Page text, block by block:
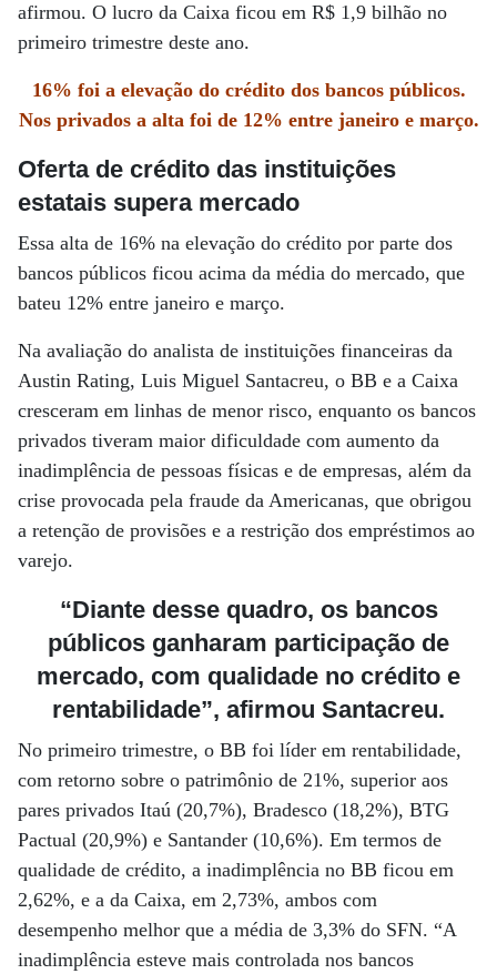
afirmou. O lucro da Caixa ficou em R$ 1,9 bilhão no
primeiro trimestre deste ano.
16% foi a elevação do crédito dos bancos públicos.
Nos privados a alta foi de 12% entre janeiro e março.
Oferta de crédito das instituições
estatais supera mercado
Essa alta de 16% na elevação do crédito por parte dos
bancos públicos ficou acima da média do mercado, que
bateu 12% entre janeiro e março.
Na avaliação do analista de instituições financeiras da
Austin Rating, Luis Miguel Santacreu, o BB e a Caixa
cresceram em linhas de menor risco, enquanto os bancos
privados tiveram maior dificuldade com aumento da
inadimplência de pessoas físicas e de empresas, além da
crise provocada pela fraude da Americanas, que obrigou
a retenção de provisões e a restrição dos empréstimos ao
varejo.
“Diante desse quadro, os bancos
públicos ganharam participação de
mercado, com qualidade no crédito e
rentabilidade”, afirmou Santacreu.
No primeiro trimestre, o BB foi líder em rentabilidade,
com retorno sobre o patrimônio de 21%, superior aos
pares privados Itaú (20,7%), Bradesco (18,2%), BTG
Pactual (20,9%) e Santander (10,6%). Em termos de
qualidade de crédito, a inadimplência no BB ficou em
2,62%, e a da Caixa, em 2,73%, ambos com
desempenho melhor que a média de 3,3% do SFN. “A
inadimplência esteve mais controlada nos bancos